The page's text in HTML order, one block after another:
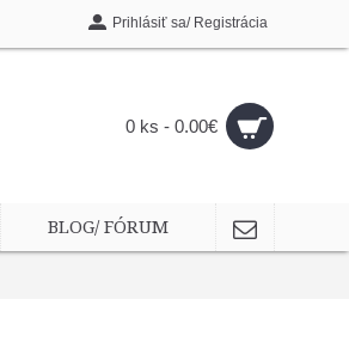
Prihlásiť sa/ Registrácia
0 ks - 0.00€
BLOG/ FÓRUM